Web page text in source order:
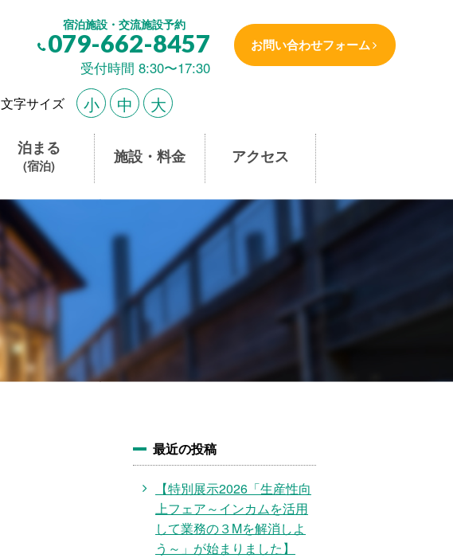
宿泊施設・交流施設予約
079-662-8457
受付時間 8:30〜17:30
お問い合わせフォーム
文字サイズ 小 中 大
泊まる
(宿泊) 施設・料金 アクセス
最近の投稿
【特別展示2026「生産性向
上フェア～インカムを活用
して業務の３Mを解消しよ
う～」が始まりました】